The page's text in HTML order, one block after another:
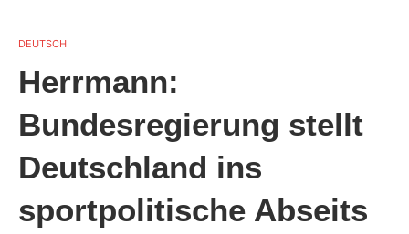
DEUTSCH
Herrmann:
Bundesregierung stellt
Deutschland ins
sportpolitische Abseits